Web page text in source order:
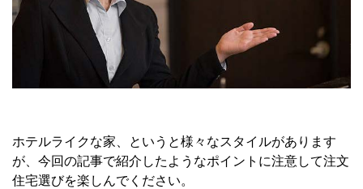
ホテルライクな家、というと様々なスタイルがあります
が、今回の記事で紹介したようなポイントに注意して注文
住宅選びを楽しんでください。